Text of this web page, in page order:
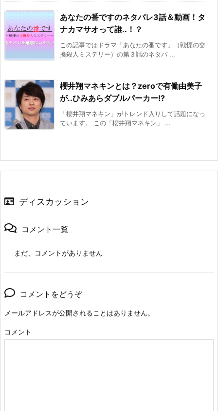
あなたの番ですのネタバレ3話＆動画！タ
ナカマサオって誰..！？
この記事ではドラマ「あなたの番です」（戦慄の交
換殺人ミステリー）の第３話のネタバ ...
櫻井翔マネキンとは？zeroで有働由美子
が..ひみあらダブルパーカー!?
「櫻井翔マネキン」がトレンド入りして話題になっ
ています。 この「櫻井翔マネキン」 ...
ディスカッション
コメント一覧
まだ、コメントがありません
コメントをどうぞ
メールアドレスが公開されることはありません。
コメント